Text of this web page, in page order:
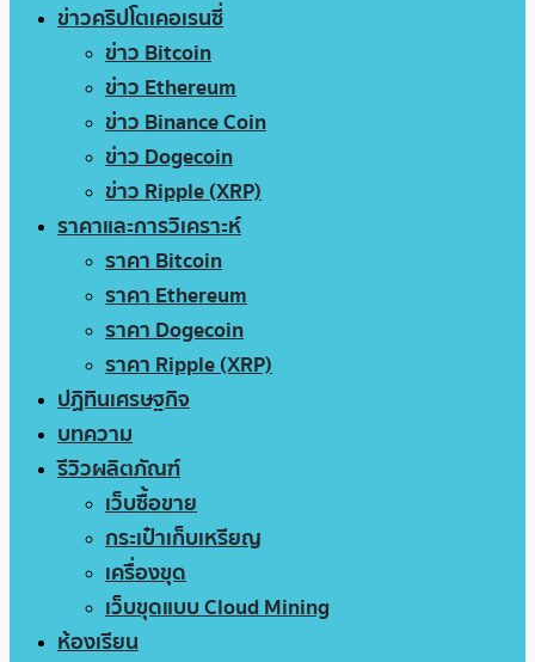
ข่าวคริปโตเคอเรนซี่
ข่าว Bitcoin
ข่าว Ethereum
ข่าว Binance Coin
ข่าว Dogecoin
ข่าว Ripple (XRP)
ราคาและการวิเคราะห์
ราคา Bitcoin
ราคา Ethereum
ราคา Dogecoin
ราคา Ripple (XRP)
ปฏิทินเศรษฐกิจ
บทความ
รีวิวผลิตภัณฑ์
เว็บซื้อขาย
กระเป๋าเก็บเหรียญ
เครื่องขุด
เว็บขุดแบบ Cloud Mining
ห้องเรียน